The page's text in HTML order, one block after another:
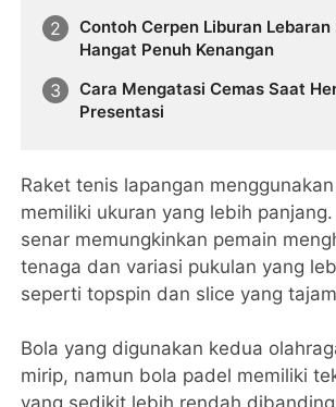
Contoh Cerpen Liburan
Hangat Penuh Kenangan
Cara Mengatasi Cemas Saat
Presentasi
Raket tenis lapangan
memiliki ukuran yang lebih
senar memungkinkan pemain
tenaga dan variasi pukulan yang
seperti topspin dan slice yang
Bola yang digunakan kedua
mirip, namun bola padel memiliki